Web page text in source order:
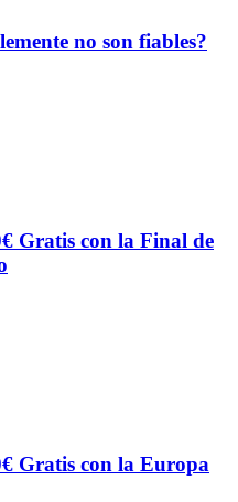
no son fiables?
Gratis con la Final de
Gratis con la Europa